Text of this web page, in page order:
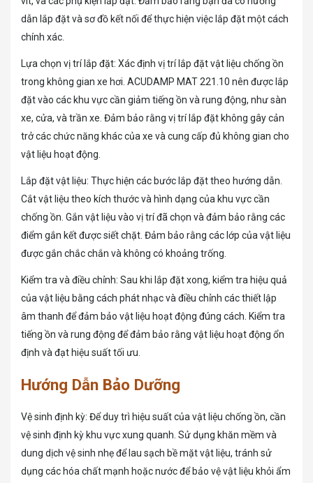
dẫn lắp đặt và sơ đồ kết nối để thực hiện việc lắp đặt một cách
chính xác.
Lựa chọn vị trí lắp đặt: Xác định vị trí lắp đặt vật liệu chống ồn
trong không gian xe hơi. ACUDAMP MAT 221.10 nên được lắp
đặt vào các khu vực cần giảm tiếng ồn và rung động, như sàn
xe, cửa, và trần xe. Đảm bảo rằng vị trí lắp đặt không gây cản
trở các chức năng khác của xe và cung cấp đủ không gian cho
vật liệu hoạt động.
Lắp đặt vật liệu: Thực hiện các bước lắp đặt theo hướng dẫn.
Cắt vật liệu theo kích thước và hình dạng của khu vực cần
chống ồn. Gắn vật liệu vào vị trí đã chọn và đảm bảo rằng các
điểm gắn kết được siết chặt. Đảm bảo rằng các lớp của vật liệu
được gắn chắc chắn và không có khoảng trống.
Kiểm tra và điều chỉnh: Sau khi lắp đặt xong, kiểm tra hiệu quả
của vật liệu bằng cách phát nhạc và điều chỉnh các thiết lập
âm thanh để đảm bảo vật liệu hoạt động đúng cách. Kiểm tra
tiếng ồn và rung động để đảm bảo rằng vật liệu hoạt động ổn
định và đạt hiệu suất tối ưu.
Hướng Dẫn Bảo Dưỡng
Vệ sinh định kỳ: Để duy trì hiệu suất của vật liệu chống ồn, cần
vệ sinh định kỳ khu vực xung quanh. Sử dụng khăn mềm và
dung dịch vệ sinh nhẹ để lau sạch bề mặt vật liệu, tránh sử
dụng các hóa chất mạnh hoặc nước để bảo vệ vật liệu khỏi ẩm